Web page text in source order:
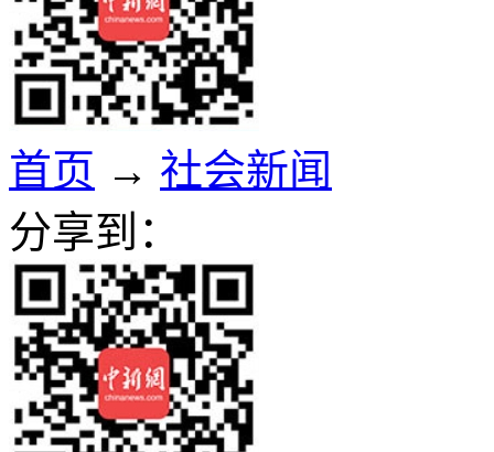
首页 → 社会新闻
分享到：